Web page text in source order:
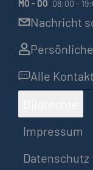
MO - DO 08:00 -
Nachricht
Alle
Impressum
Datenschutz